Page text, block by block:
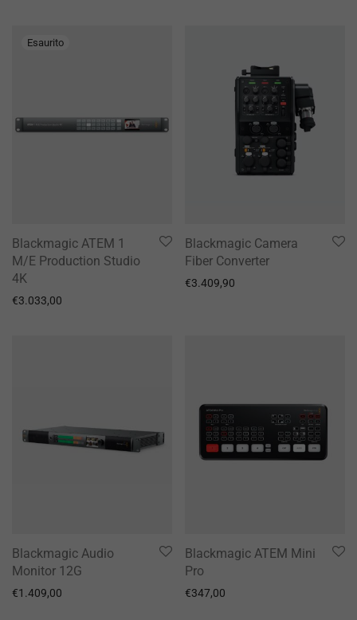
Blackmagic ATEM 1
M/E Production Studio
4K
€3.033,00
Blackmagic Camera
Fiber Converter
€3.409,90
Blackmagic Audio
Monitor 12G
€1.409,00
Blackmagic ATEM Mini
Pro
€347,00